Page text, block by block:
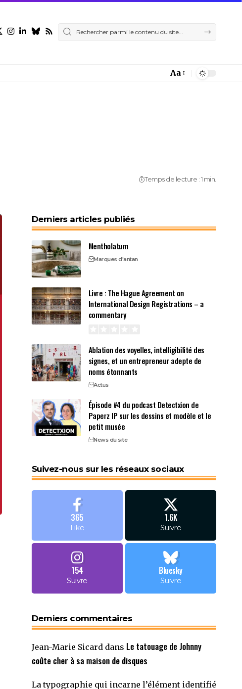
Font
Aa
Temps de lecture : 1 min.
Derniers articles publiés
Mentholatum
Marques d'antan
Livre : The Hague Agreement on
International Design Registrations – a
commentary
Ablation des voyelles, intelligibilité des
signes, et un entrepreneur adepte de
noms étonnants
Actus
Épisode #4 du podcast Detectxion de
Paperz IP sur les dessins et modèle et le
petit musée
News du site
Suivez-nous sur les réseaux sociaux
365
Like
1.6K
Suivre
154
Suivre
Bluesky
Suivre
Derniers commentaires
Jean-Marie Sicard dans Le tatouage de Johnny
coûte cher à sa maison de disques
La typographie qui incarne l’élément identifié